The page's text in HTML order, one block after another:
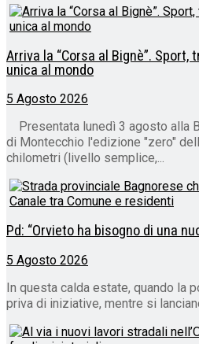
Arriva la “Corsa al Bignè”. Sport,
unica al mondo
5 Agosto 2026
Presentata lunedì 3 agosto alla
di Montecchio l'edizione "zero"
chilometri (livello semplice,...
Pd: “Orvieto ha bisogno di una
5 Agosto 2026
In questa calda estate, quando la
priva di iniziative, mentre si